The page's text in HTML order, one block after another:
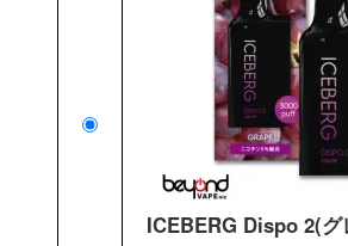
ICEBERG Dispo 2(